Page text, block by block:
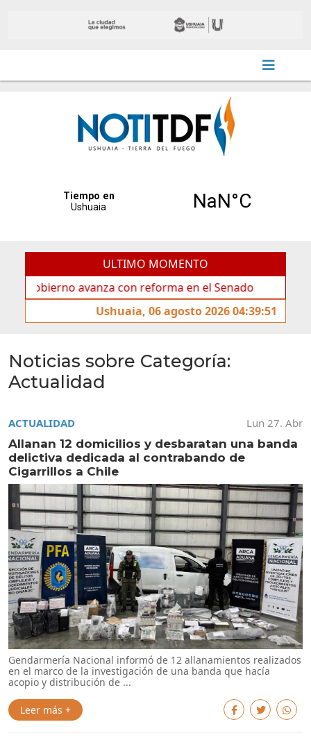
ULTIMO MOMENTO
con reforma en el Senado
Ideas de los jóvenes
Ushuaia, 06 agosto 2026 04:39:51
Noticias sobre Categoría:
Actualidad
ACTUALIDAD
Lun 27. Abr
Allanan 12 domicilios y desbaratan una banda
delictiva dedicada al contrabando de
Cigarrillos a Chile
Gendarmería Nacional informó de 12 allanamientos realizados
en el marco de la investigación de una banda que hacía
acopio y distribución de ...
Leer más +